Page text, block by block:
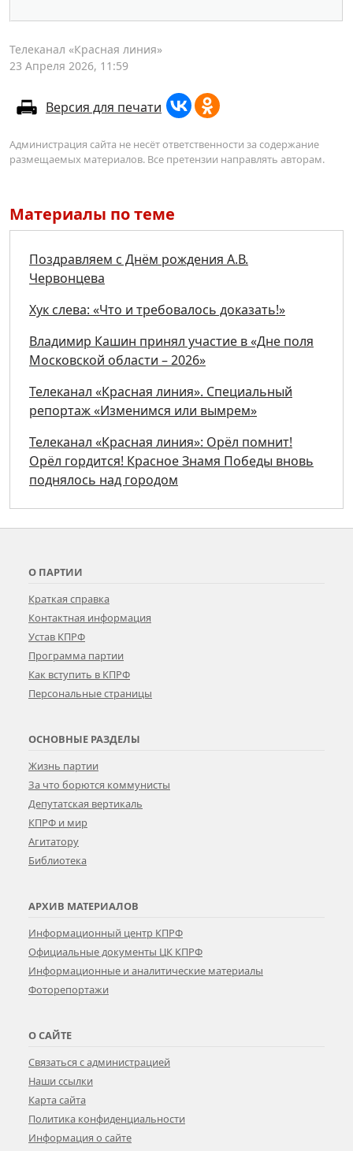
Телеканал «Красная линия»
23 Апреля 2026, 11:59
Версия для печати
Администрация сайта не несёт ответственности за содержание
размещаемых материалов. Все претензии направлять авторам.
Материалы по теме
Поздравляем с Днём рождения А.В.
Червонцева
Хук слева: «Что и требовалось доказать!»
Владимир Кашин принял участие в «Дне поля
Московской области – 2026»
Телеканал «Красная линия». Специальный
репортаж «Изменимся или вымрем»
Телеканал «Красная линия»: Орёл помнит!
Орёл гордится! Красное Знамя Победы вновь
поднялось над городом
О ПАРТИИ
Краткая справка
Контактная информация
Устав КПРФ
Программа партии
Как вступить в КПРФ
Персональные страницы
ОСНОВНЫЕ РАЗДЕЛЫ
Жизнь партии
За что борются коммунисты
Депутатская вертикаль
КПРФ и мир
Агитатору
Библиотека
АРХИВ МАТЕРИАЛОВ
Информационный центр КПРФ
Официальные документы ЦК КПРФ
Информационные и аналитические материалы
Фоторепортажи
О САЙТЕ
Связаться с администрацией
Наши ссылки
Карта сайта
Политика конфиденциальности
Информация о сайте